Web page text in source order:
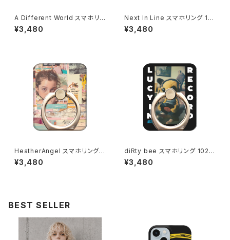
A Different World スマホリン
グ 1020-241126058
¥3,480
Next In Line スマホリング 10
20-241126059
¥3,480
HeatherAngel スマホリング 1
020-241126067
¥3,480
diRty bee スマホリング 1020
-241126069
¥3,480
BEST SELLER